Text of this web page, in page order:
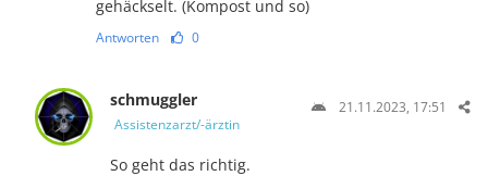
gehäckselt. (Kompost und so)
Antworten 0
schmuggler
Assistenzarzt/-ärztin
21.11.2023, 17:51
So geht das richtig.